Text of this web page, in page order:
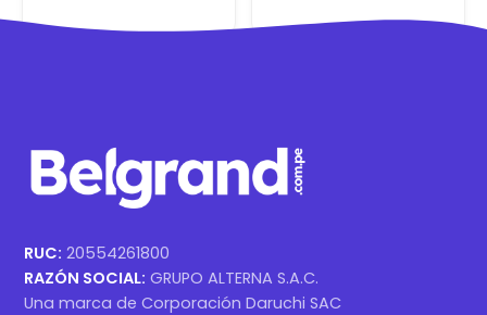
RUC: 20554261800
RAZÓN SOCIAL: GRUPO ALTERNA S.A.C.
Una marca de Corporación Daruchi SAC